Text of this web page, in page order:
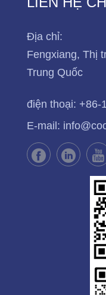
Địa chỉ:
Fengxiang, Thị
Trung Quốc
điện thoại: +86-
E-mail: